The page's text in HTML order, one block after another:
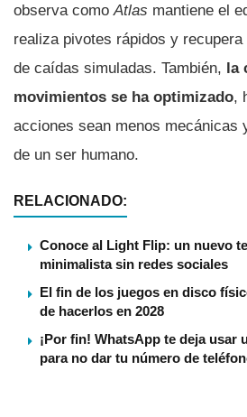
observa como Atlas mantiene el
realiza pivotes rápidos y
de caídas simuladas. También, la
movimientos se ha optimizado,
acciones sean menos mecánicas
de un ser humano.
RELACIONADO:
Conoce al Light Flip: un nuevo
minimalista sin redes sociales
El fin de los juegos en disco
de hacerlos en 2028
¡Por fin! WhatsApp te deja usar
para no dar tu número de